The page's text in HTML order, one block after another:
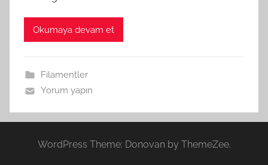
Okumaya devam et
Filamentler
Yorum yapın
WordPress Theme: Donovan by ThemeZee.